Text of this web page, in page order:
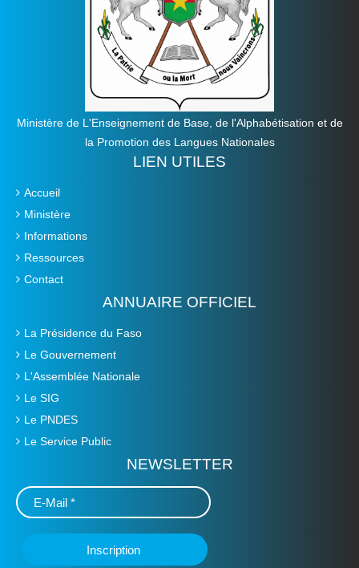
Ministère de L'Enseignement de Base, de l'Alphabétisation et de
la Promotion des Langues Nationales
LIEN UTILES
Accueil
Ministère
Informations
Ressources
Contact
ANNUAIRE OFFICIEL
La Présidence du Faso
Le Gouvernement
L'Assemblée Nationale
Le SIG
Le PNDES
Le Service Public
NEWSLETTER